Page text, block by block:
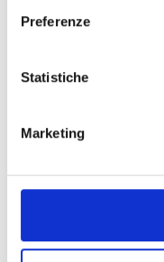
Preferenze
Statistiche
Marketing